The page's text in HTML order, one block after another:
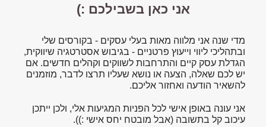
אני כאן בשבילכם :)
מדי שנה אני מלווה מאות בעלי עסקים - בקורסים שלי
ובתהליכי ליווי וייעוץ פרטניים - בגיבוש אסטרטגיה שיווקית,
הגדלת עסק קיים והתרחבות לשווקים וקהלים חדשים. אם
יש לכם שאלה, הצעה או נושא שעליו תרצו לדבר, מוזמנים
להשאיר הודעה ואחזור אליכם.
אני עונה באופן אישי לכל הפניות המגיעות אלי, ולכן ייתכן
עיכוב קל בתשובה (אבל מובטח יחס אישי :)).